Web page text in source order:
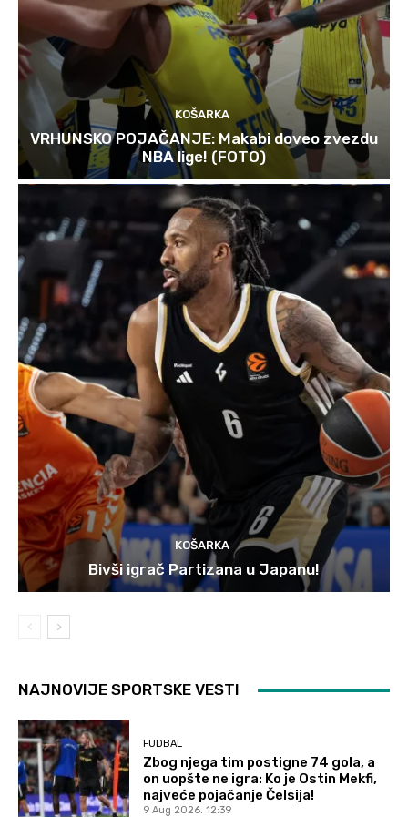
KOŠARKA
VRHUNSKO POJAČANJE: Makabi doveo zvezdu
NBA lige! (FOTO)
KOŠARKA
Bivši igrač Partizana u Japanu!
NAJNOVIJE SPORTSKE VESTI
FUDBAL
Zbog njega tim postigne 74 gola, a
on uopšte ne igra: Ko je Ostin Mekfi,
najveće pojačanje Čelsija!
9 Aug 2026. 12:39